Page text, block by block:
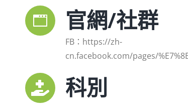
官網/社群
FB：https://zh-
cn.facebook.com/pages/
科別